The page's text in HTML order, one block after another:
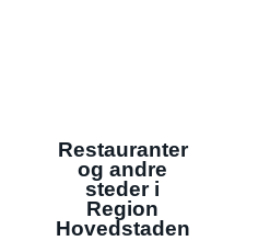
Restauranter
og andre
steder i
Region
Hovedstaden